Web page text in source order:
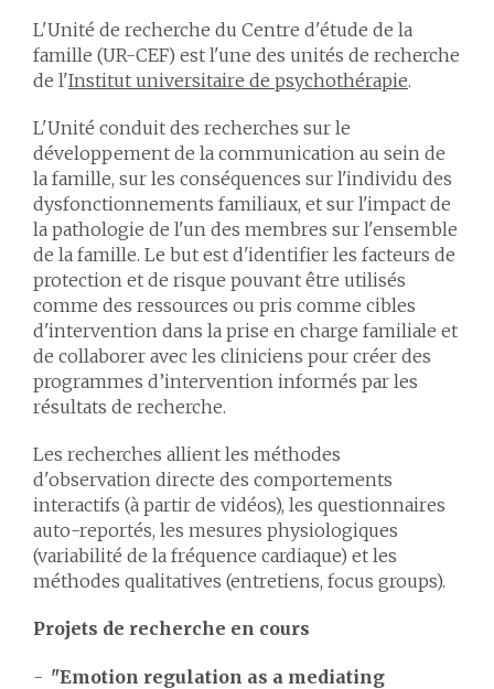
L'Unité de recherche du Centre d'étude de la
famille (UR-CEF) est l'une des unités de recherche
de l'Institut universitaire de psychothérapie.
L'Unité conduit des recherches sur le
développement de la communication au sein de
la famille, sur les conséquences sur l'individu des
dysfonctionnements familiaux, et sur l'impact de
la pathologie de l'un des membres sur l'ensemble
de la famille. Le but est d'identifier les facteurs de
protection et de risque pouvant être utilisés
comme des ressources ou pris comme cibles
d'intervention dans la prise en charge familiale et
de collaborer avec les cliniciens pour créer des
programmes d’intervention informés par les
résultats de recherche.
Les recherches allient les méthodes
d'observation directe des comportements
interactifs (à partir de vidéos), les questionnaires
auto-reportés, les mesures physiologiques
(variabilité de la fréquence cardiaque) et les
méthodes qualitatives (entretiens, focus groups).
Projets de recherche en cours
"Emotion regulation as a mediating